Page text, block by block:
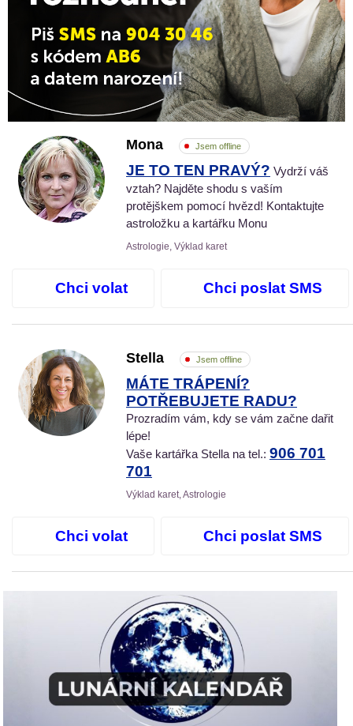
Mona Jsem offline
JE TO TEN PRAVÝ? Vydrží váš
vztah? Najděte shodu s vaším
protějškem pomocí hvězd! Kontaktujte
astroložku a kartářku Monu
Astrologie, Výklad karet
Chci volat Chci poslat SMS
Stella Jsem offline
MÁTE TRÁPENÍ?
POTŘEBUJETE RADU?
Prozradím vám, kdy se vám začne dařit
lépe!
Vaše kartářka Stella na tel.: 906 701
701
Výklad karet, Astrologie
Chci volat Chci poslat SMS